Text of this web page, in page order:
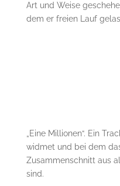
Art und Weise
dem er freien Lauf
„Eine Millionen“. Ein
widmet und bei dem
Zusammenschnitt aus
sind.